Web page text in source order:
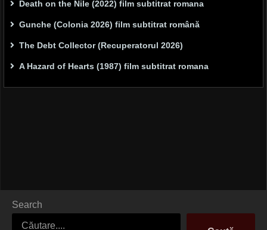
Death on the Nile (2022) film subtitrat romana
Gunche (Colonia 2026) film subtitrat română
The Debt Collector (Recuperatorul 2026)
A Hazard of Hearts (1987) film subtitrat romana
Search